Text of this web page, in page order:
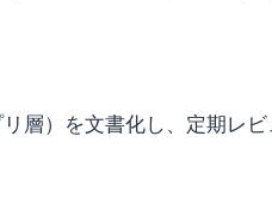
）を文書化し、定期レビ